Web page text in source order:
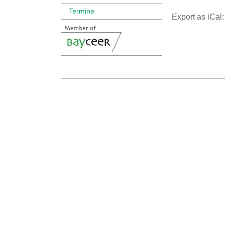
Termine
Export as